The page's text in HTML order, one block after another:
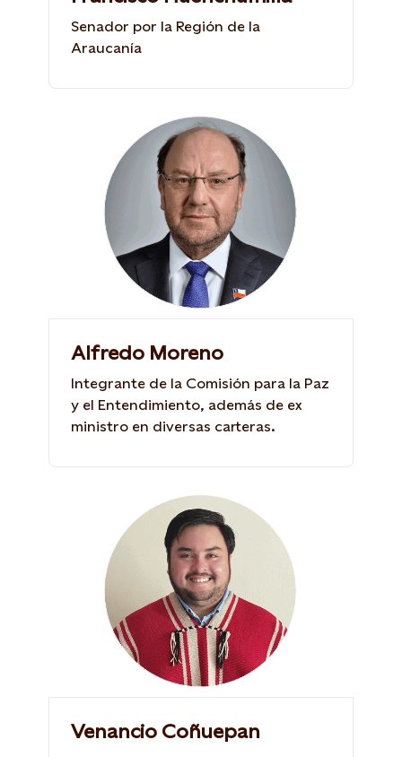
Senador por la Región de la
Araucanía
Alfredo Moreno
Integrante de la Comisión para la Paz
y el Entendimiento, además de ex
ministro en diversas carteras.
Venancio Coñuepan